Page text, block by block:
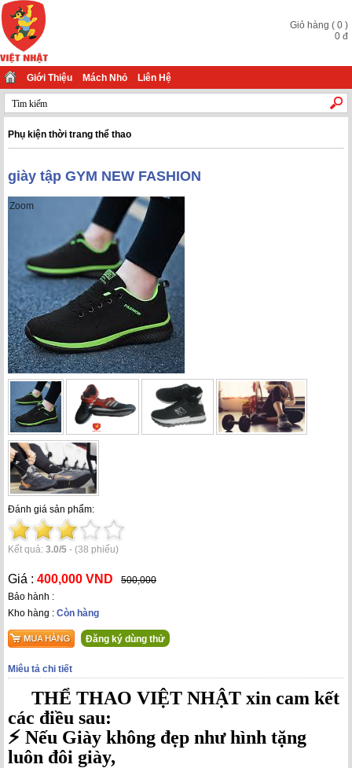
Giỏ hàng ( 0 )
0 đ
Giới Thiệu Mách Nhỏ Liên Hệ
Phụ kiện thời trang thể thao
giày tập GYM NEW FASHION
Zoom
Đánh giá sản phẩm:
Kết quả: 3.0/5 - (38 phiếu)
Giá : 400,000 VND
500,000
Bảo hành :
Kho hàng : Còn hàng
Đăng ký dùng thử
Miêu tả chi tiết
THỂ THAO VIỆT NHẬT xin cam kết
các điều sau:
⚡️ Nếu Giày không đẹp như hình tặng
luôn đôi giày,